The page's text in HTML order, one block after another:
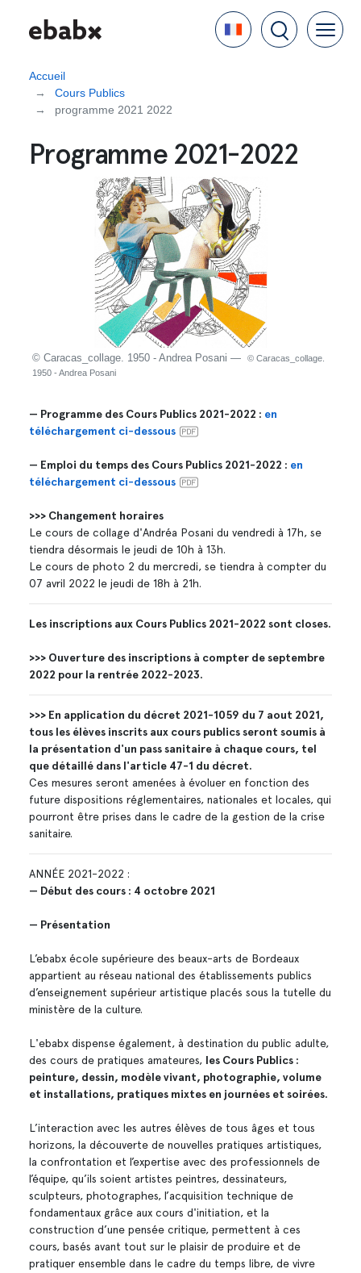
contenu
Language
Accueil
Cours Publics
programme 2021 2022
Programme 2021-2022
© Caracas_collage. 1950 - Andrea Posani —
© Caracas_collage.
1950 - Andrea Posani
— Programme des Cours Publics 2021-2022 : en
téléchargement ci-dessous
— Emploi du temps des Cours Publics 2021-2022 : en
téléchargement ci-dessous
>>> Changement horaires
Le cours de collage d'Andréa Posani du vendredi à 17h, se
tiendra désormais le jeudi de 10h à 13h.
Le cours de photo 2 du mercredi, se tiendra à compter du
07 avril 2022 le jeudi de 18h à 21h.
Les inscriptions aux Cours Publics 2021-2022 sont closes.
>>> Ouverture des inscriptions à compter de septembre
2022 pour la rentrée 2022-2023.
>>> En application du décret 2021-1059 du 7 aout 2021,
tous les élèves inscrits aux cours publics seront soumis à
la présentation d'un pass sanitaire à chaque cours, tel
que détaillé dans l'article 47-1 du décret.
Ces mesures seront amenées à évoluer en fonction des
future dispositions réglementaires, nationales et locales, qui
pourront être prises dans le cadre de la gestion de la crise
sanitaire.
ANNÉE 2021-2022 :
— Début des cours : 4 octobre 2021
— Présentation
L’ebabx école supérieure des beaux-arts de Bordeaux
appartient au réseau national des établissements publics
d’enseignement supérieur artistique placés sous la tutelle du
ministère de la culture.
L'ebabx dispense également, à destination du public adulte,
des cours de pratiques amateures, les Cours Publics :
peinture, dessin, modèle vivant, photographie, volume
et installations, pratiques mixtes en journées et soirées.
L’interaction avec les autres élèves de tous âges et tous
horizons, la découverte de nouvelles pratiques artistiques,
la confrontation et l’expertise avec des professionnels de
l’équipe, qu’ils soient artistes peintres, dessinateurs,
sculpteurs, photographes, l’acquisition technique de
fondamentaux grâce aux cours d'initiation, et la
construction d’une pensée critique, permettent à ces
cours, basés avant tout sur le plaisir de produire et de
pratiquer ensemble dans le cadre du temps libre, de vivre